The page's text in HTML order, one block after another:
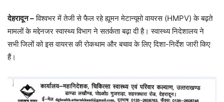
देहरादून –विश्वभर में तेजी से फैल रहे ह्यूमन मेटान्यूमो वायरस (HMPV) के बढ़ते
मामलों के मद्देनजर स्वास्थ्य विभाग ने सतर्कता बढ़ा दी है। स्वास्थ्य निदेशालय ने
सभी जिलों को इस वायरस की रोकथाम और बचाव के लिए दिशा-निर्देश जारी किए
हैं।